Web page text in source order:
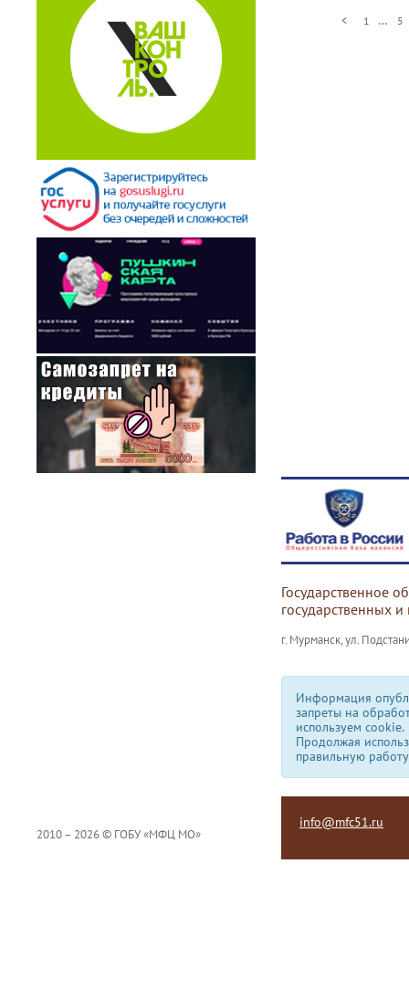
< 1 … 5
Государственное
государственных
г. Мурманск, ул.
Информация
запреты на
используем сookie.
Продолжая
правильную
2010 – 2026 © ГОБУ «МФЦ МО»
info@mfc51.ru